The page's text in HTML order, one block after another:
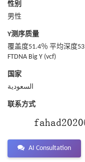
性别
男性
Y测序质量
覆盖度51.4％ 平均深度53
FTDNA Big Y (vcf)
国家
السعودية
联系方式
AI Consultation